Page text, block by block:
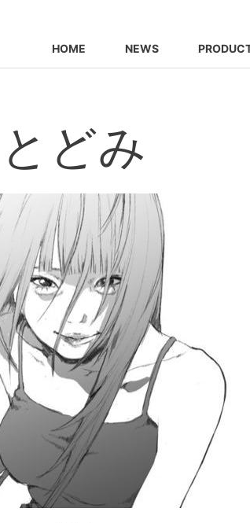
HOME NEWS
とどみ